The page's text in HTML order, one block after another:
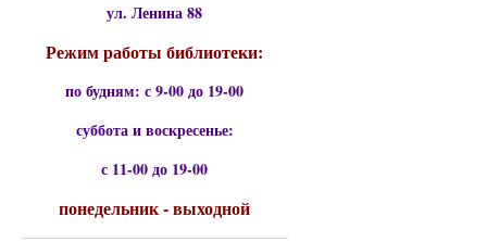
ул. Ленина 88
Режим работы библиотеки:
по будням: с 9-00 до 19-00
суббота и воскресенье:
с 11-00 до 19-00
понедельник - выходной